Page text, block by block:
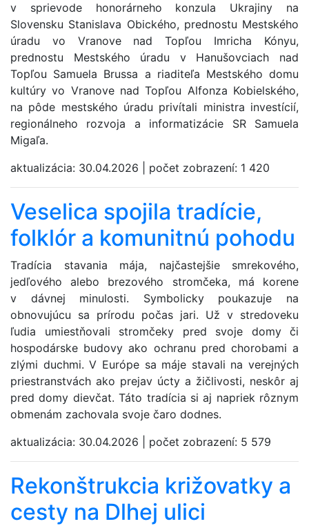
v sprievode honorárneho konzula Ukrajiny na
Slovensku Stanislava Obického, prednostu Mestského
úradu vo Vranove nad Topľou Imricha Kónyu,
prednostu Mestského úradu v Hanušovciach nad
Topľou Samuela Brussa a riaditeľa Mestského domu
kultúry vo Vranove nad Topľou Alfonza Kobielského,
na pôde mestského úradu privítali ministra investícií,
regionálneho rozvoja a informatizácie SR Samuela
Migaľa.
aktualizácia: 30.04.2026 počet zobrazení: 1 420
Veselica spojila tradície,
folklór a komunitnú pohodu
Tradícia stavania mája, najčastejšie smrekového,
jedľového alebo brezového stromčeka, má korene
v dávnej minulosti. Symbolicky poukazuje na
obnovujúcu sa prírodu počas jari. Už v stredoveku
ľudia umiestňovali stromčeky pred svoje domy či
hospodárske budovy ako ochranu pred chorobami a
zlými duchmi. V Európe sa máje stavali na verejných
priestranstvách ako prejav úcty a žičlivosti, neskôr aj
pred domy dievčat. Táto tradícia si aj napriek rôznym
obmenám zachovala svoje čaro dodnes.
aktualizácia: 30.04.2026 počet zobrazení: 5 579
Rekonštrukcia križovatky a
cesty na Dlhej ulici